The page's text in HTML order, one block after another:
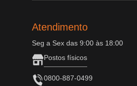
Atendimento
Seg a Sex das 9:00 às 18:00
Postos físicos
0800-887-0499